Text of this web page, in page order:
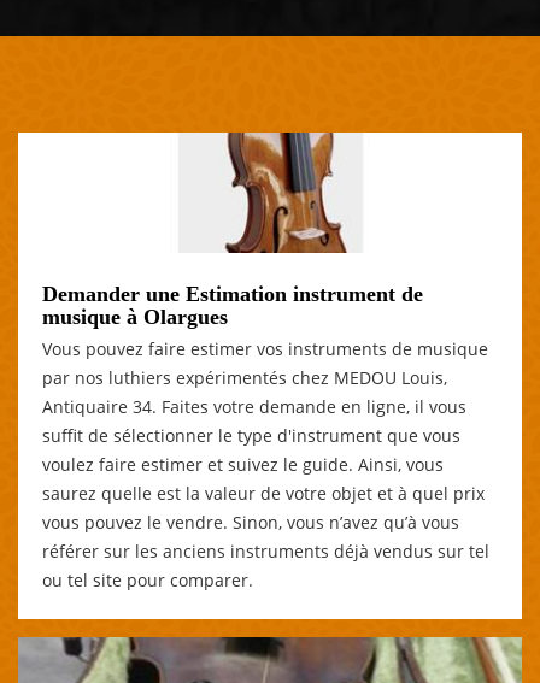
Demander une Estimation instrument de
musique à Olargues
Vous pouvez faire estimer vos instruments de musique
par nos luthiers expérimentés chez MEDOU Louis,
Antiquaire 34. Faites votre demande en ligne, il vous
suffit de sélectionner le type d'instrument que vous
voulez faire estimer et suivez le guide. Ainsi, vous
saurez quelle est la valeur de votre objet et à quel prix
vous pouvez le vendre. Sinon, vous n’avez qu’à vous
référer sur les anciens instruments déjà vendus sur tel
ou tel site pour comparer.